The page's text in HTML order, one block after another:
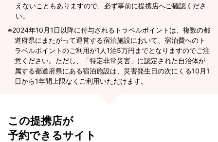
えないこともありますので、必ず事前に提携店へご確認くださ
い。
2024年10月1日以降に付与されるトラベルポイントは、複数の都
道府県にまたがって運営する宿泊施設において、宿泊費へのト
ラベルポイントのご利用が1人1泊5万円までとなりますのでご注
意ください。ただし、「特定非常災害」に認定された自治体が
属する都道府県にある宿泊施設は、災害発生日の次にくる10月1
日から1年間上限なくご利用いただけます。
この提携店が
予約できるサイト